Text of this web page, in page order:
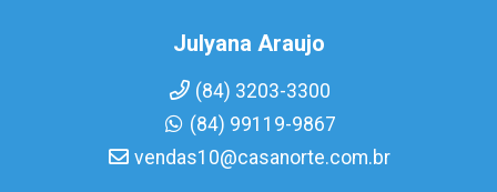
Julyana Araujo
(84) 3203-3300
(84) 99119-9867
vendas10@casanorte.com.br